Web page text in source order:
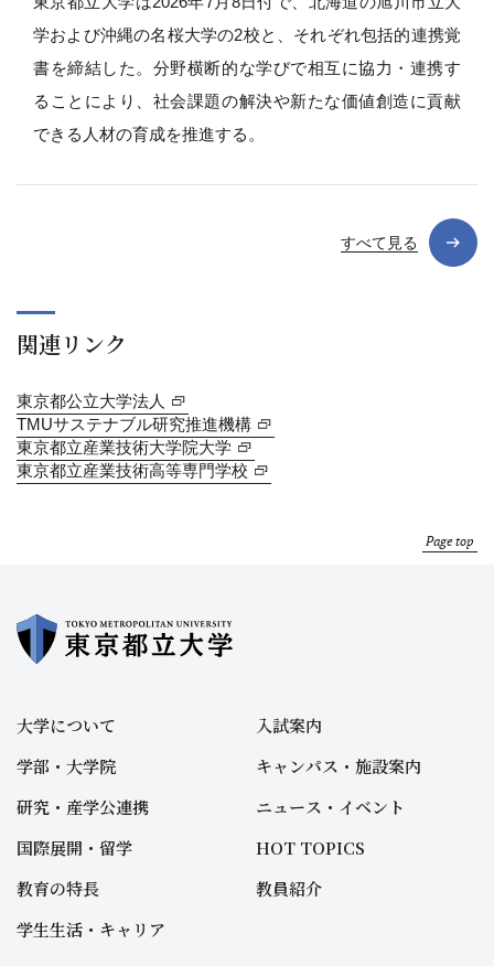
学および沖縄の名桜大学の2校と、それぞれ包括的連携覚
書を締結した。分野横断的な学びで相互に協力・連携す
ることにより、社会課題の解決や新たな価値創造に貢献
できる人材の育成を推進する。
すべて見る
関連リンク
東京都公立大学法人
TMUサステナブル研究推進機構
東京都立産業技術大学院大学
東京都立産業技術高等専門学校
Page top
大学について
学部・大学院
研究・産学公連携
国際展開・留学
教育の特長
学生生活・キャリア
入試案内
キャンパス・施設案内
ニュース・イベント
HOT TOPICS
教員紹介